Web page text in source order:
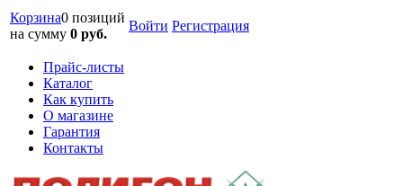
Корзина0 позиций
на сумму 0 руб.
Войти Регистрация
Прайс-листы
Каталог
Как купить
О магазине
Гарантия
Контакты